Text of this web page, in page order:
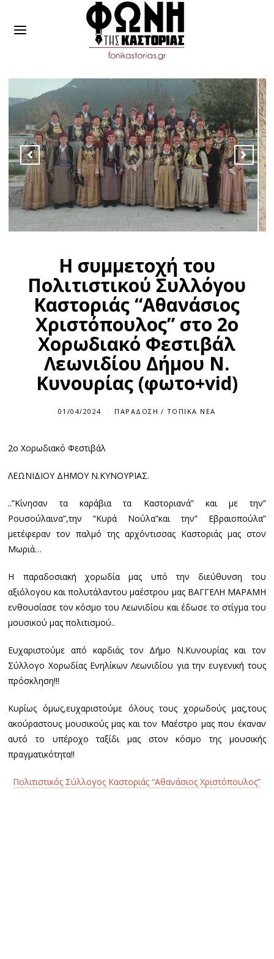
Η συμμετοχή του
Πολιτιστικού Συλλόγου
Καστοριάς “Αθανάσιος
Χριστόπουλος” στο 2ο
Χορωδιακό Φεστιβάλ
Λεωνιδίου Δήμου Ν.
Κυνουρίας (φωτο+vid)
01/04/2024
4
0
ΠΑΡΆΔΟΣΗ / ΤΟΠΙΚΆ ΝΈΑ
2ο Χορωδιακό Φεστιβάλ
ΛΕΩΝΙΔΙΟΥ ΔΗΜΟΥ Ν.ΚΥΝΟΥΡΙΑΣ.
..”Κίνησαν τα καράβια τα Καστοριανά” και με την”
Ρουσούλαινα”,την “Κυρά Νούλα”και την” Εβραιοπούλα”
μετέφεραν τον παλμό της αρχόντισσας Καστοριάς μας στον
Μωριά…
Η παραδοσιακή χορωδία μας υπό την διεύθυνση του
αξιόλογου και πολυτάλαντου μαέστρου μας ΒΑΓΓΕΛΗ ΜΑΡΑΜΗ
ενθουσίασε τον κόσμο του Λεωνιδίου και έδωσε το στίγμα του
μουσικού μας πολιτισμού..
Ευχαριστούμε από καρδιάς τον Δήμο Ν.Κυνουρίας και τον
Σύλλογο Χορωδίας Ενηλίκων Λεωνιδίου για την ευγενική τους
πρόσκληση!!!
Κυρίως όμως,ευχαριστούμε όλους τους χορωδούς μας,τους
ακούραστους μουσικούς μας και τον Μαέστρο μας που έκαναν
αυτό το υπέροχο ταξίδι μας στον κόσμο της μουσικής
πραγματικότητα!!
Πολιτιστικός Σύλλογος Καστοριάς “Αθανάσιος Χριστόπουλος”